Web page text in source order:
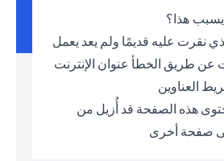
هذا؟
نقرت عليه قديمًا ولم يعد يعمل
عن طريق الخطأ عنوان الإنترنت
هذه الصفحة قد أُزيل من
صفحة أخرى